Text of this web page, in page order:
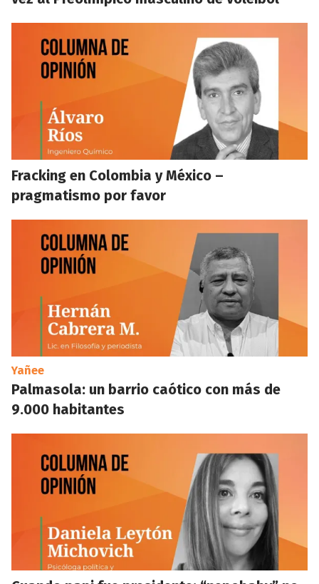
Fracking en Colombia y México –
pragmatismo por favor
Yañee
Palmasola: un barrio caótico con más de
9.000 habitantes